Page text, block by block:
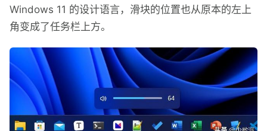
Windows 11 的设计语言，滑块的位置也从原本的左上
角变成了任务栏上方。